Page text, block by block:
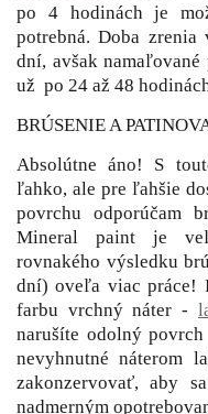
po 4 hodinách je
potrebná. Doba
dní, avšak
už po 24 až 48
BRÚSENIE A
Absolútne áno! S
ľahko, ale pre ľahšie
povrchu odporúčam
Mineral paint je
rovnakého výsledku
dní) oveľa viac práce!
farbu vrchný náter -
narušíte odolný
nevyhnutné náterom
zakonzervovať, aby
nadmerným